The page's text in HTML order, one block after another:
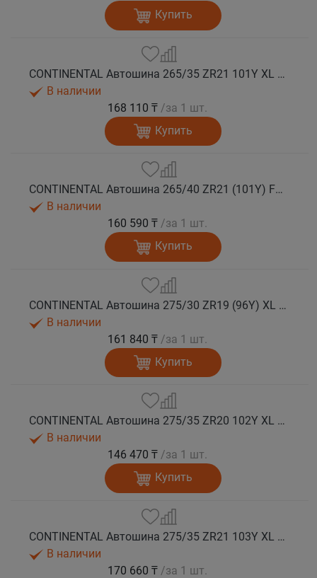
Купить
CONTINENTAL Автошина 265/35 ZR21 101Y XL FR SportContact 7 лето
В наличии
168 110 ₸ /за 1 шт.
Купить
CONTINENTAL Автошина 265/40 ZR21 (101Y) FR SportContact 7 MGT лето
В наличии
160 590 ₸ /за 1 шт.
Купить
CONTINENTAL Автошина 275/30 ZR19 (96Y) XL FR SportContact 7 лето
В наличии
161 840 ₸ /за 1 шт.
Купить
CONTINENTAL Автошина 275/35 ZR20 102Y XL FR SportContact 7 лето
В наличии
146 470 ₸ /за 1 шт.
Купить
CONTINENTAL Автошина 275/35 ZR21 103Y XL FR SportContact 7 ND0 лето
В наличии
170 660 ₸ /за 1 шт.